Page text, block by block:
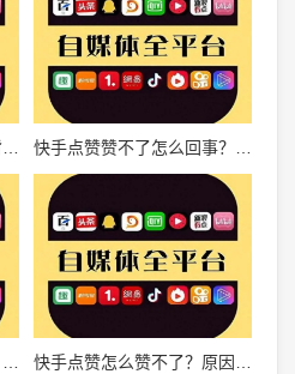
快手点赞图片怎么没了？背后的真相揭晓